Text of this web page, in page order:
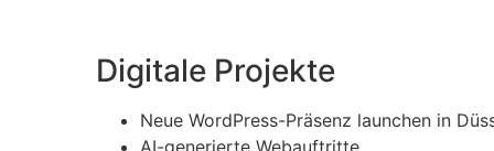
Digitale Projekte
Neue WordPress-Präsenz launchen in